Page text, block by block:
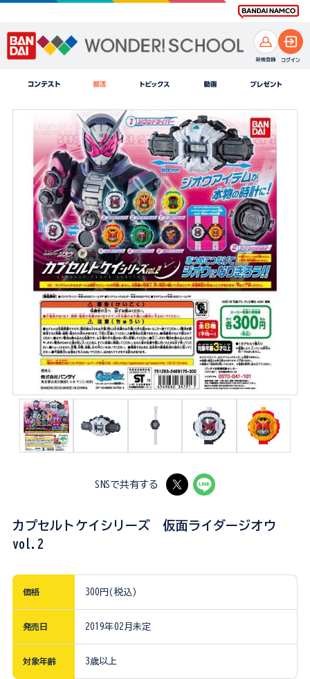
SNSで共有する
カプセルトケイシリーズ 仮面ライダージオウ
vol.2
価格 300円(税込)
発売日 2019年02月未定
対象年齢 3歳以上